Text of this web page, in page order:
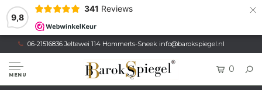
9,8
341 Reviews ×
06-21516836 Jeltewei 114 Hommerts-Sneek info@barokspiegel.nl
MENU
0